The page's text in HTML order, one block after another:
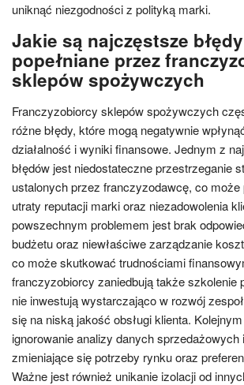
uniknąć niezgodności z polityką marki.
Jakie są najczęstsze błędy
popełniane przez
sklepów spożywczych
Franczyzobiorcy sklepów spożywczych
różne błędy, które mogą negatywnie
działalność i wyniki finansowe. Jednym z
błędów jest niedostateczne przestrzeganie
ustalonych przez franczyzodawcę, co może
utraty reputacji marki oraz niezadowolenia
powszechnym problemem jest brak
budżetu oraz niewłaściwe zarządzanie
co może skutkować trudnościami
franczyzobiorcy zaniedbują także szkolenie
nie inwestują wystarczająco w rozwój
się na niską jakość obsługi klienta.
ignorowanie analizy danych sprzedażowych
zmieniające się potrzeby rynku oraz
Ważne jest również unikanie izolacji od